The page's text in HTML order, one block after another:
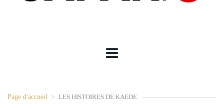
Page d'accueil > LES HISTOIRES DE KAEDE